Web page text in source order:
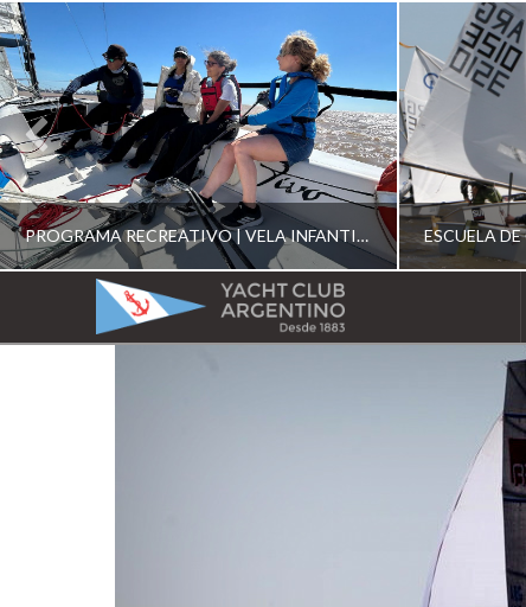
PROGRAMA RECREATIVO | VELA INFANTIL, JUVENIL Y DE CRUCERO 2026
YACHT
ARGENTINO